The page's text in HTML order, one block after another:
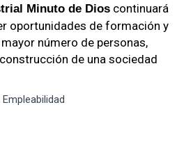
Minuto de Dios continuará
oportunidades de formación y
número de personas,
de una sociedad